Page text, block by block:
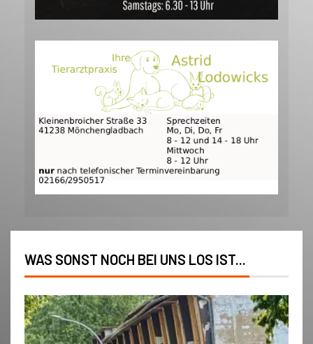
WAS SONST NOCH BEI UNS LOS IST...